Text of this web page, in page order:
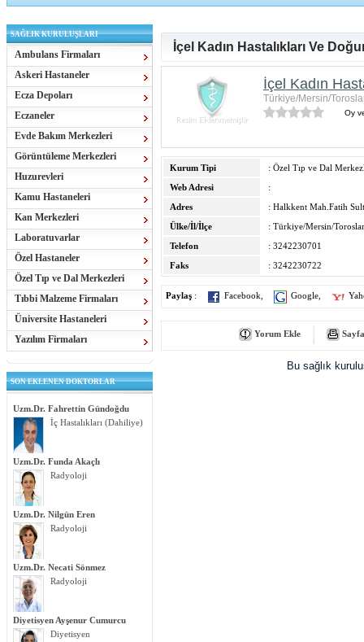
SAĞLIK KURULUŞLARI
Ambulans Firmaları
Askeri Hastaneler
Ecza Depoları
Eczaneler
Evde Bakım Merkezleri
Görüntüleme Merkezleri
Huzurevleri
Kamu Hastaneleri
Kan Merkezleri
Laboratuvarlar
Özel Hastaneler
Özel Tıp ve Dal Merkezleri
Tıbbi Malzeme Firmaları
Üniversite Hastaneleri
Yazılım Firmaları
SON EKLENEN DOKTORLAR
Uzm.Dr. Fahrettin Gündoğdu
İç Hastalıkları (Dahiliye)
Uzm.Dr. Funda Akaçlı
Radyoloji
Uzm.Dr. Nilgün Eren
Radyoloji
Uzm.Dr. Necati Sönmez
Radyoloji
Diyetisyen Ayşenur Cumurcu
Diyetisyen
İçel Kadın Hastalıkları Ve
İçel Kadın
Türkiye/Mersin/
Oy
Kurum Tipi
: Özel Tıp ve Dal
Web Adresi
:
Adres
: Halkkent Mah.Fatih
Ülke/İl/İlçe
: Türkiye/Mersin/Toroslar
Telefon
: 3242230701
Faks
: 3242230722
Paylaş : Facebook Google
Yorum Ekle
Bu sağlık